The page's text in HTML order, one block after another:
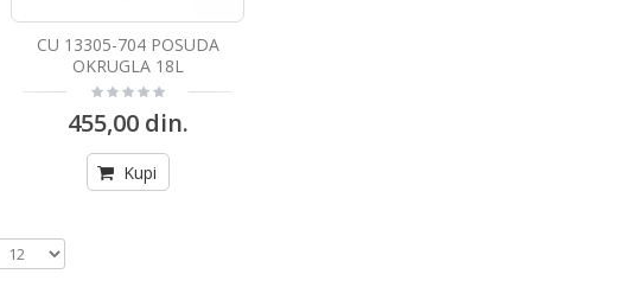
CU 13305-704 POSUDA
OKRUGLA 18L
455,00 din.
Kupi